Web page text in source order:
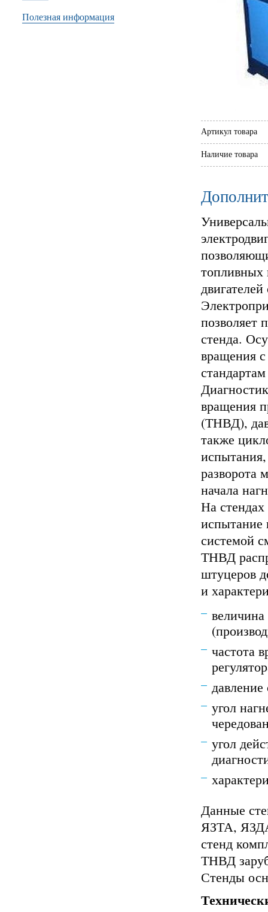
Полезная информация
Артикул товара
Наличие товара
топливных
позволяет
стенда.
вращения
вращения
(ТНВД),
также
разворота
начала
На
испытание
системой
ТНВД
штуцеров
и
частота
угол
угол
Данные
ЯЗТА,
стенд
ТНВД
Стенды